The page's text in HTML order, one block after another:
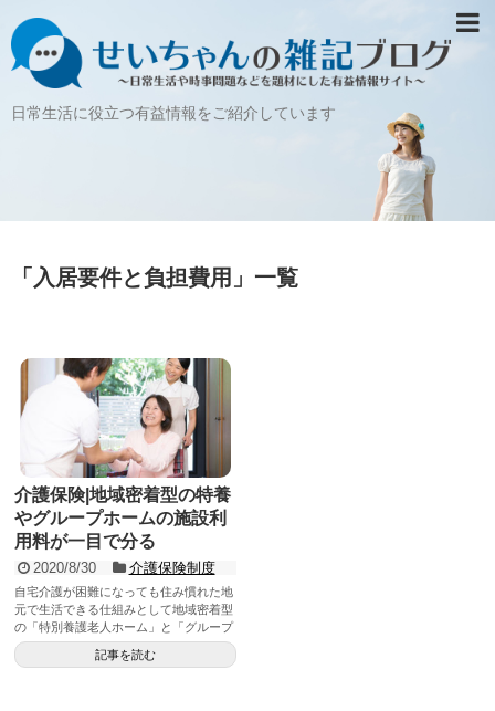
日常生活に役立つ有益情報をご紹介しています
「 入居要件と負担費用 」 一覧
介護保険|地域密着型の特養
やグループホームの施設利
用料が一目で分る
2020/8/30 介護保険制度
自宅介護が困難になっても住み慣れた地
元で生活できる仕組みとして地域密着型
の「特別養護老人ホーム」と「グループ
ホーム」の施設があります。利用料が一
目でわかる表にまとめましたが、いずれ
記事を読む